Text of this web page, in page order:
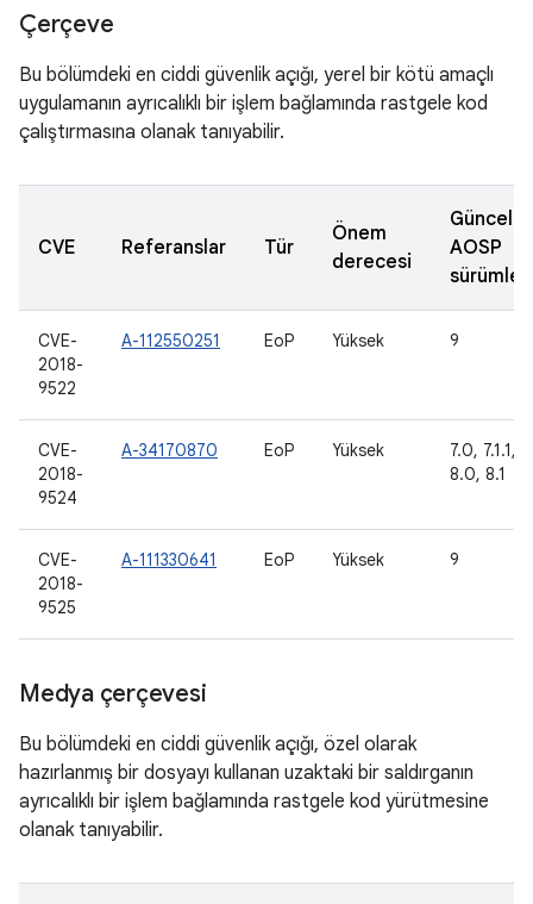
Çerçeve
Bu bölümdeki en ciddi güvenlik açığı, yerel bir kötü amaçlı
uygulamanın ayrıcalıklı bir işlem bağlamında rastgele kod
çalıştırmasına olanak tanıyabilir.
CVE Referanslar Tür
Önem
derecesi
AOSP
sürümleri
CVE-
2018-
9522
A-112550251 EoP Yüksek 9
CVE-
2018-
9524
A-34170870 EoP Yüksek
7.0, 7.1.1,
8.0, 8.1
CVE-
2018-
9525
A-111330641 EoP Yüksek 9
Medya çerçevesi
Bu bölümdeki en ciddi güvenlik açığı, özel olarak
hazırlanmış bir dosyayı kullanan uzaktaki bir saldırganın
ayrıcalıklı bir işlem bağlamında rastgele kod yürütmesine
olanak tanıyabilir.